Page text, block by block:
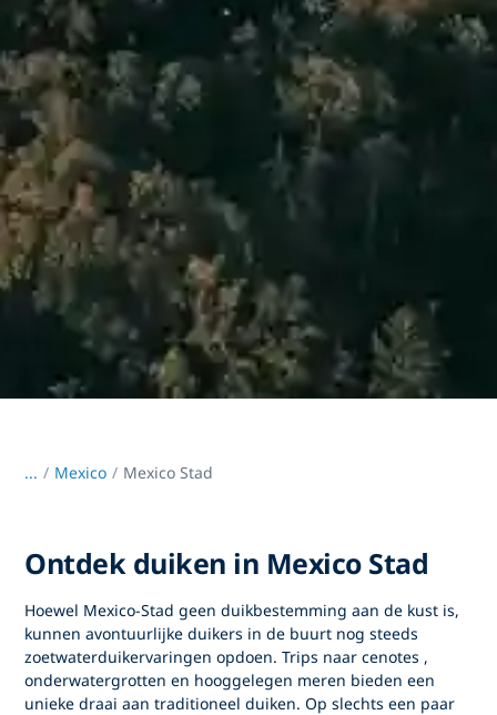
... / Mexico Mexico Stad
Ontdek duiken in Mexico Stad
Hoewel Mexico-Stad geen duikbestemming aan de kust is,
kunnen avontuurlijke duikers in de buurt nog steeds
zoetwaterduikervaringen opdoen. Trips naarcenotes ,
onderwatergrotten en hooggelegen meren bieden een
unieke draai aan traditioneel duiken. Op slechts een paar